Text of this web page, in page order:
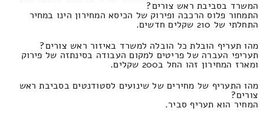
המשרד בסביבת ראש צורים?
התמחור פלוס הרכבה ופירוק של הכיסא המחירון הינו במחיר
התחלתי של 210 שקלים חדשים.
מהו תעריף הובלת כל הובלה למשרד באיזור ראש צורים?
תעריפי העברה של פריטים למקום העבודה בסינתזה של פירוק
ומארז המחירון זהו החל ב200 שקלים.
מהו התעריף של מחירים של שינועים לסטודנטים בסביבת ראש
צורים?
המחיר הוא תעריף סביר.